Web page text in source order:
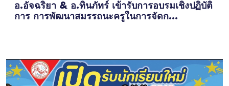
อ.อัจฉริยา & อ.ทินภัทร์ เข้ารับการอบรมเชิงปฏิบัติ
การ การพัฒนาสมรรถนะครูในการจัดก...